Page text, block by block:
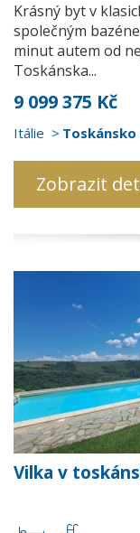
Krásný byt v
společným
minut autem od
Toskánska...
9 099 375 Kč
Itálie
Zobrazit
Vilka v